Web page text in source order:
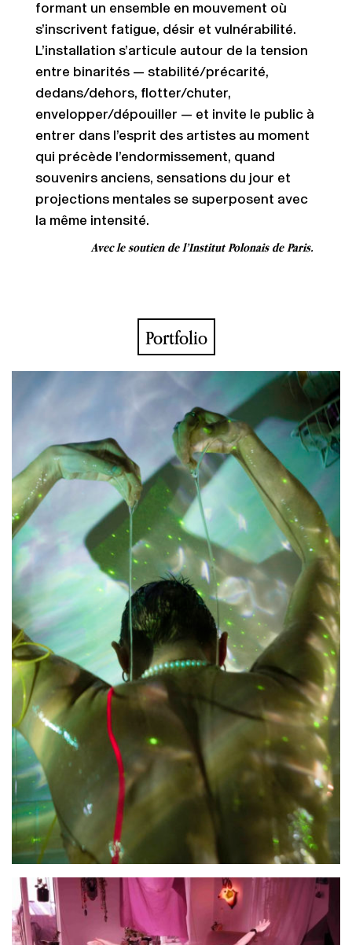
formant un ensemble en mouvement où
s’inscrivent fatigue, désir et vulnérabilité.
L’installation s’articule autour de la tension
entre binarités — stabilité/précarité,
dedans/dehors, flotter/chuter,
envelopper/dépouiller — et invite le public à
entrer dans l’esprit des artistes au moment
qui précède l’endormissement, quand
souvenirs anciens, sensations du jour et
projections mentales se superposent avec
la même intensité.
Avec le soutien de l’Institut Polonais de Paris.
Portfolio